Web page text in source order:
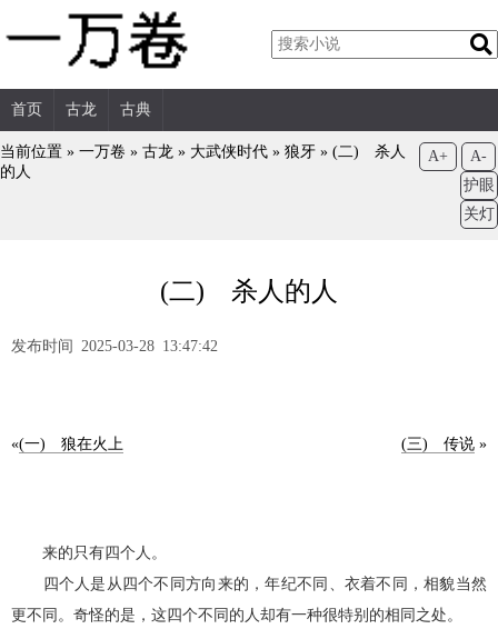
首页 古龙 古典
当前位置 » 一万卷 » 古龙 » 大武侠时代 » 狼牙 » (二) 杀人
的人
A+
A-
护眼
关灯
(二) 杀人的人
发布时间 2025-03-28 13:47:42
«(一) 狼在火上 (三) 传说»
来的只有四个人。
四个人是从四个不同方向来的，年纪不同、衣着不同，相貌当然
更不同。奇怪的是，这四个不同的人却有一种很特别的相同之处。